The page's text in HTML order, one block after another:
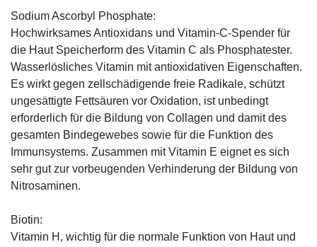
Sodium Ascorbyl Phosphate:
Hochwirksames Antioxidans und Vitamin-C-Spender für
die Haut Speicherform des Vitamin C als Phosphatester.
Wasserlösliches Vitamin mit antioxidativen Eigenschaften.
Es wirkt gegen zellschädigende freie Radikale, schützt
ungesättigte Fettsäuren vor Oxidation, ist unbedingt
erforderlich für die Bildung von Collagen und damit des
gesamten Bindegewebes sowie für die Funktion des
Immunsystems. Zusammen mit Vitamin E eignet es sich
sehr gut zur vorbeugenden Verhinderung der Bildung von
Nitrosaminen.
Biotin:
Vitamin H, wichtig für die normale Funktion von Haut und